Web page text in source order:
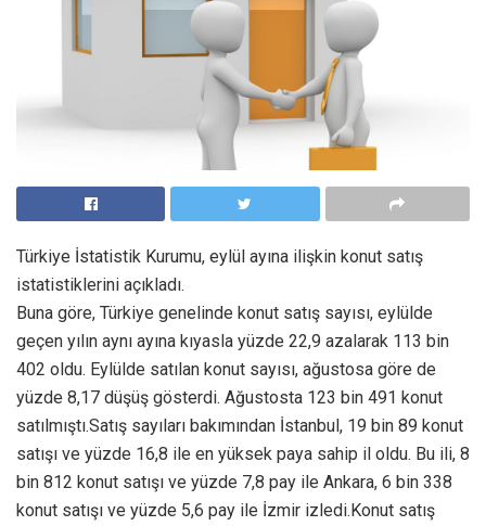
Türkiye İstatistik Kurumu, eylül ayına ilişkin konut satış
istatistiklerini açıkladı.
Buna göre, Türkiye genelinde konut satış sayısı, eylülde
geçen yılın aynı ayına kıyasla yüzde 22,9 azalarak 113 bin
402 oldu. Eylülde satılan konut sayısı, ağustosa göre de
yüzde 8,17 düşüş gösterdi. Ağustosta 123 bin 491 konut
satılmıştı.Satış sayıları bakımından İstanbul, 19 bin 89 konut
satışı ve yüzde 16,8 ile en yüksek paya sahip il oldu. Bu ili, 8
bin 812 konut satışı ve yüzde 7,8 pay ile Ankara, 6 bin 338
konut satışı ve yüzde 5,6 pay ile İzmir izledi.Konut satış